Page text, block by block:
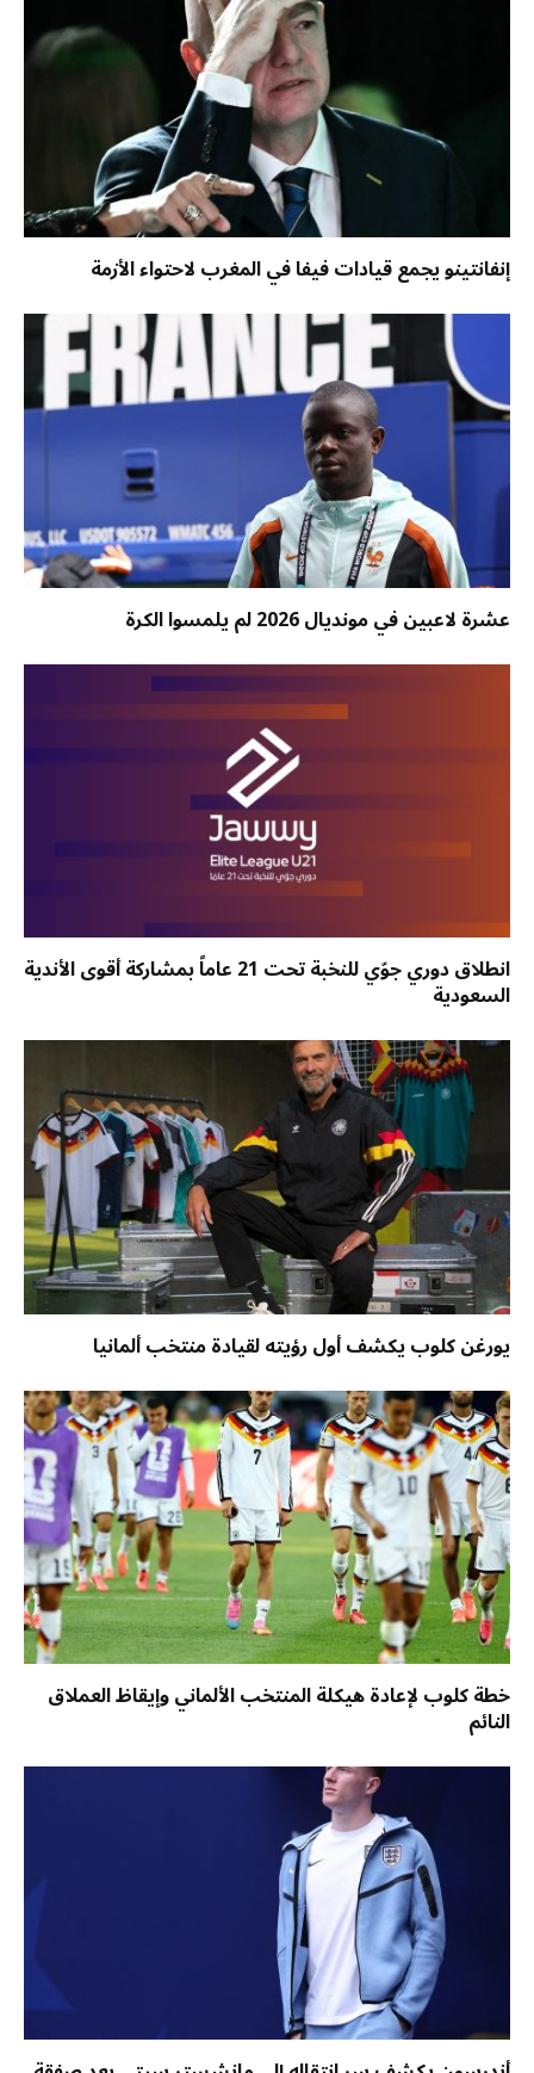
إنفانتينو يجمع قيادات فيفا في المغرب لاحتواء الأزمة
عشرة لاعبين في مونديال 2026 لم يلمسوا الكرة
انطلاق دوري جوّي للنخبة تحت 21 عاماً بمشاركة أقوى الأندية
السعودية
يورغن كلوب يكشف أول رؤيته لقيادة منتخب ألمانيا
خطة كلوب لإعادة هيكلة المنتخب الألماني وإيقاظ العملاق
النائم